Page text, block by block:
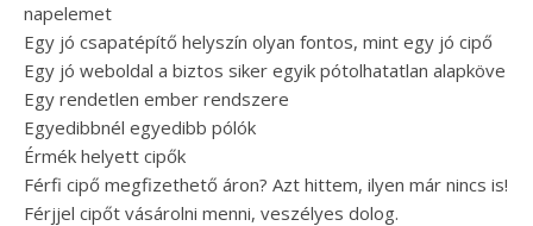
napelemet
Egy jó csapatépítő helyszín olyan fontos, mint egy jó cipő
Egy jó weboldal a biztos siker egyik pótolhatatlan alapköve
Egy rendetlen ember rendszere
Egyedibbnél egyedibb pólók
Érmék helyett cipők
Férfi cipő megfizethető áron? Azt hittem, ilyen már nincs is!
Férjjel cipőt vásárolni menni, veszélyes dolog.